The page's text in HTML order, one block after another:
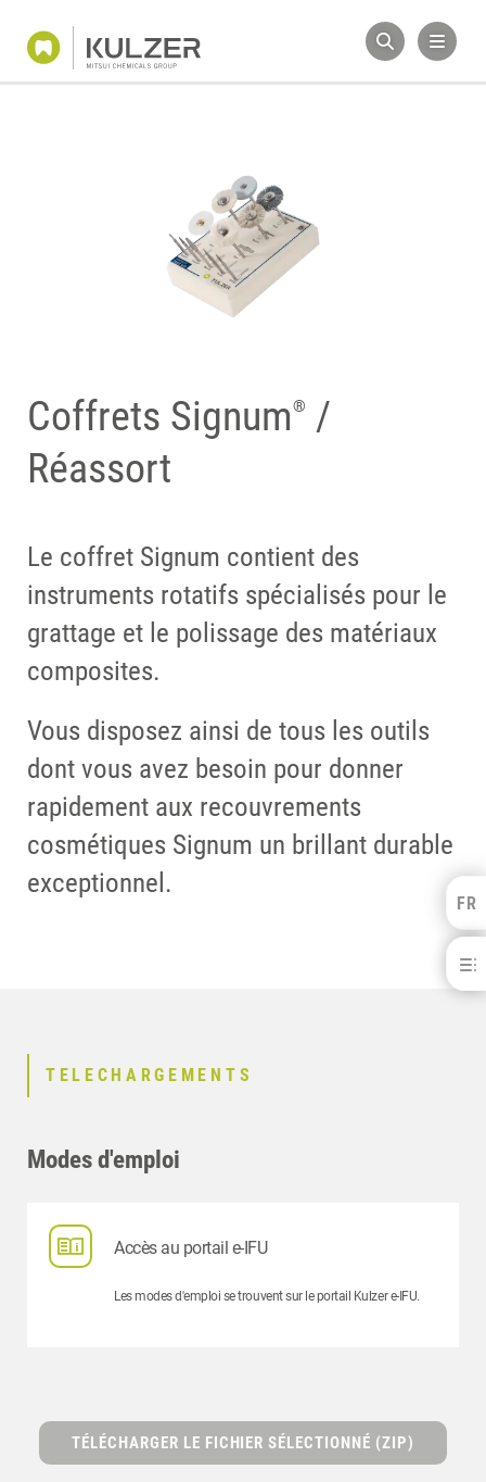
FR
Coffrets Signum®
/
Réassort
Le coffret Signum contient des
instruments rotatifs spécialisés pour le
grattage et le polissage des matériaux
composites.
Vous disposez ainsi de tous les outils
dont vous avez besoin pour donner
rapidement aux recouvrements
cosmétiques Signum un brillant durable
exceptionnel.
TELECHARGEMENTS
Modes d'emploi
Accès au portail e-IFU
Les modes d'emploi se trouvent sur le portail Kulzer e-IFU.
TÉLÉCHARGER LE FICHIER SÉLECTIONNÉ (ZIP)